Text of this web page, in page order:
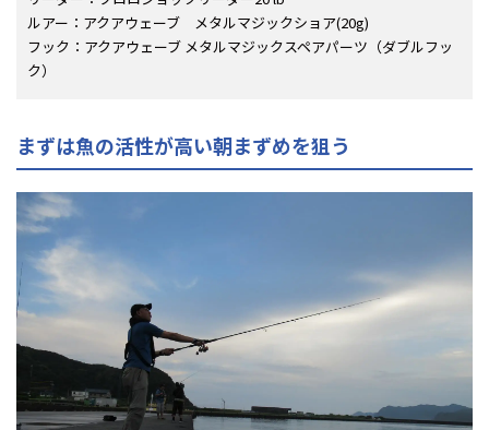
ルアー：アクアウェーブ メタルマジックショア(20g)
フック：アクアウェーブ メタルマジックスペアパーツ（ダブルフッ
ク）
まずは魚の活性が高い朝まずめを狙う